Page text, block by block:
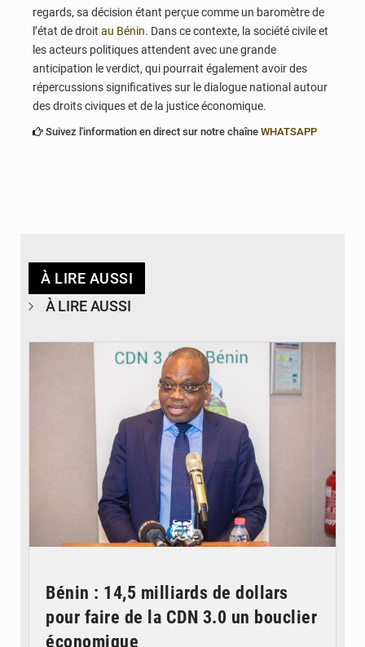
regards, sa décision étant perçue comme un baromètre de
l’état de droit au Bénin. Dans ce contexte, la société civile et
les acteurs politiques attendent avec une grande
anticipation le verdict, qui pourrait également avoir des
répercussions significatives sur le dialogue national autour
des droits civiques et de la justice économique.
Suivez l'information en direct sur notre chaîne WHATSAPP
À LIRE AUSSI
À LIRE AUSSI
Bénin : 14,5 milliards de dollars
pour faire de la CDN 3.0 un bouclier
économique